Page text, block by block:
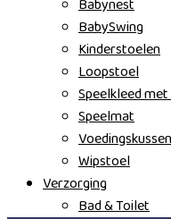
Babynest
BabySwing
Kinderstoelen
Loopstoel
Speelkleed
Speelmat
Voedingskussen
Wipstoel
Verzorging
Bad & Toilet